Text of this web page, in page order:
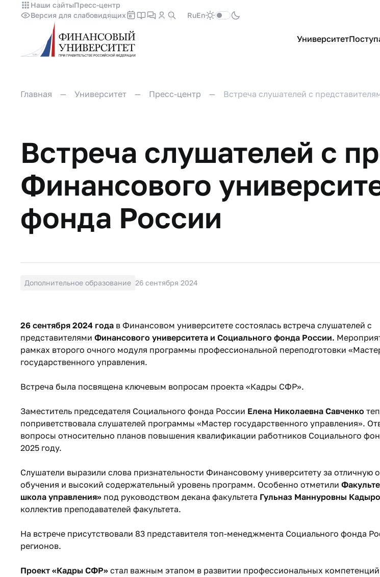
Наши сайтыПресс-центр
Версия для слабовидящих
RuEn
Университет
Главная Университет Пресс-центр Встреча слушателей с
Встреча слушателей с
Финансового
фонда России
Дополнительное образование 26 сентября 2024
26 сентября 2024 года в Финансовом университете состоялась встреча слушателей с
представителями Финансового университета и Социального фонда России.
рамках второго очного модуля программы профессиональной переподготовки
государственного управления.
Встреча была посвящена ключевым вопросам проекта «Кадры СФР».
Заместитель председателя Социального фонда России Елена Николаевна Савченко
поприветствовала слушателей программы «Мастер государственного управления».
вопросы относительно планов повышения квалификации работников Социального
2025 году.
Слушатели выразили слова признательности Финансовому университету за отличную
обучения и высокий содержательный уровень программ. Особенно отметили
школа управления» под руководством декана факультета Гульназ Маннуровны
коллектив преподавателей факультета.
На встрече присутствовали 83 представителя топ-менеджмента Социального фонда
регионов.
Проект «Кадры СФР» стал важным этапом в развитии профессиональных